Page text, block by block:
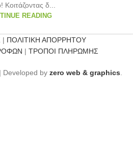
Κοιτάζοντας δ...
READING
| ΠΟΛΙΤΙΚΗ ΑΠΟΡΡΗΤΟΥ
| ΤΡΟΠΟΙ ΠΛΗΡΩΜΗΣ
by zero web & graphics